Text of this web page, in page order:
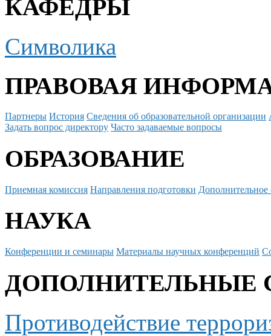
КАФЕДРЫ
Символика
ПРАВОВАЯ
Партнеры История Сведения об образовательной организации
Задать вопрос директору Часто задаваемые вопросы
ОБРАЗОВАНИЕ
Приемная комиссия Направления подготовки Дополнительное
НАУКА
Конференции и семинары Материалы научных конференций
ДОПОЛНИТЕЛЬНЫЕ
Противодействие